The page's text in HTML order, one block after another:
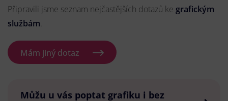
Připravili jsme seznam nejčastějších dotazů ke grafickým
službám.
Mám jiný dotaz
Můžu u vás poptat grafiku i bez